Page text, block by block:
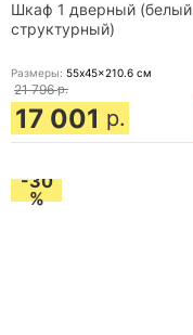
Шкаф 1 дверный (белый
структурный)
Размеры: 55x45x210.6 см
21 796 р.
17 001 р.
-30
%